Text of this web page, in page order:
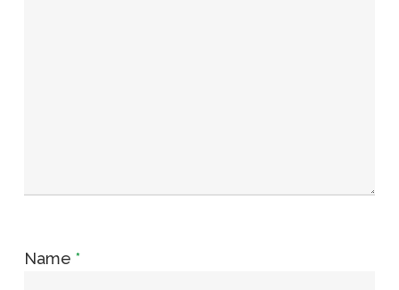
Name *